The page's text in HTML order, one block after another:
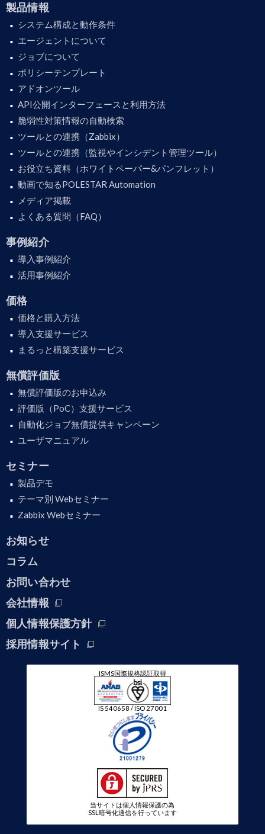
製品情報
システム構成と動作条件
エージェントについて
ジョブについて
ポリシーテンプレート
アドオンツール
API公開インターフェースと利用方法
脆弱性対策情報の自動検索
ツールとの連携（Zabbix）
ツールとの連携（監視やインシデント管理ツール）
お役立ち資料（ホワイトペーパー&パンフレット）
動画で知るPOLESTAR Automation
メディア掲載
よくある質問（FAQ）
事例紹介
導入事例紹介
活用事例紹介
価格
価格と購入方法
導入支援サービス
まるっと構築支援サービス
無償評価版
無償評価版のお申込み
評価版（PoC）支援サービス
自動化ジョブ無償提供キャンペーン
ユーザマニュアル
セミナー
製品デモ
テーマ別 Webセミナー
Zabbix Webセミナー
お知らせ
コラム
お問い合わせ
会社情報
個人情報保護方針
採用情報サイト
ISMS国際規格認証取得
IS 540658 / ISO 27001
当サイトは個人情報保護の為
SSL暗号化通信を行っています